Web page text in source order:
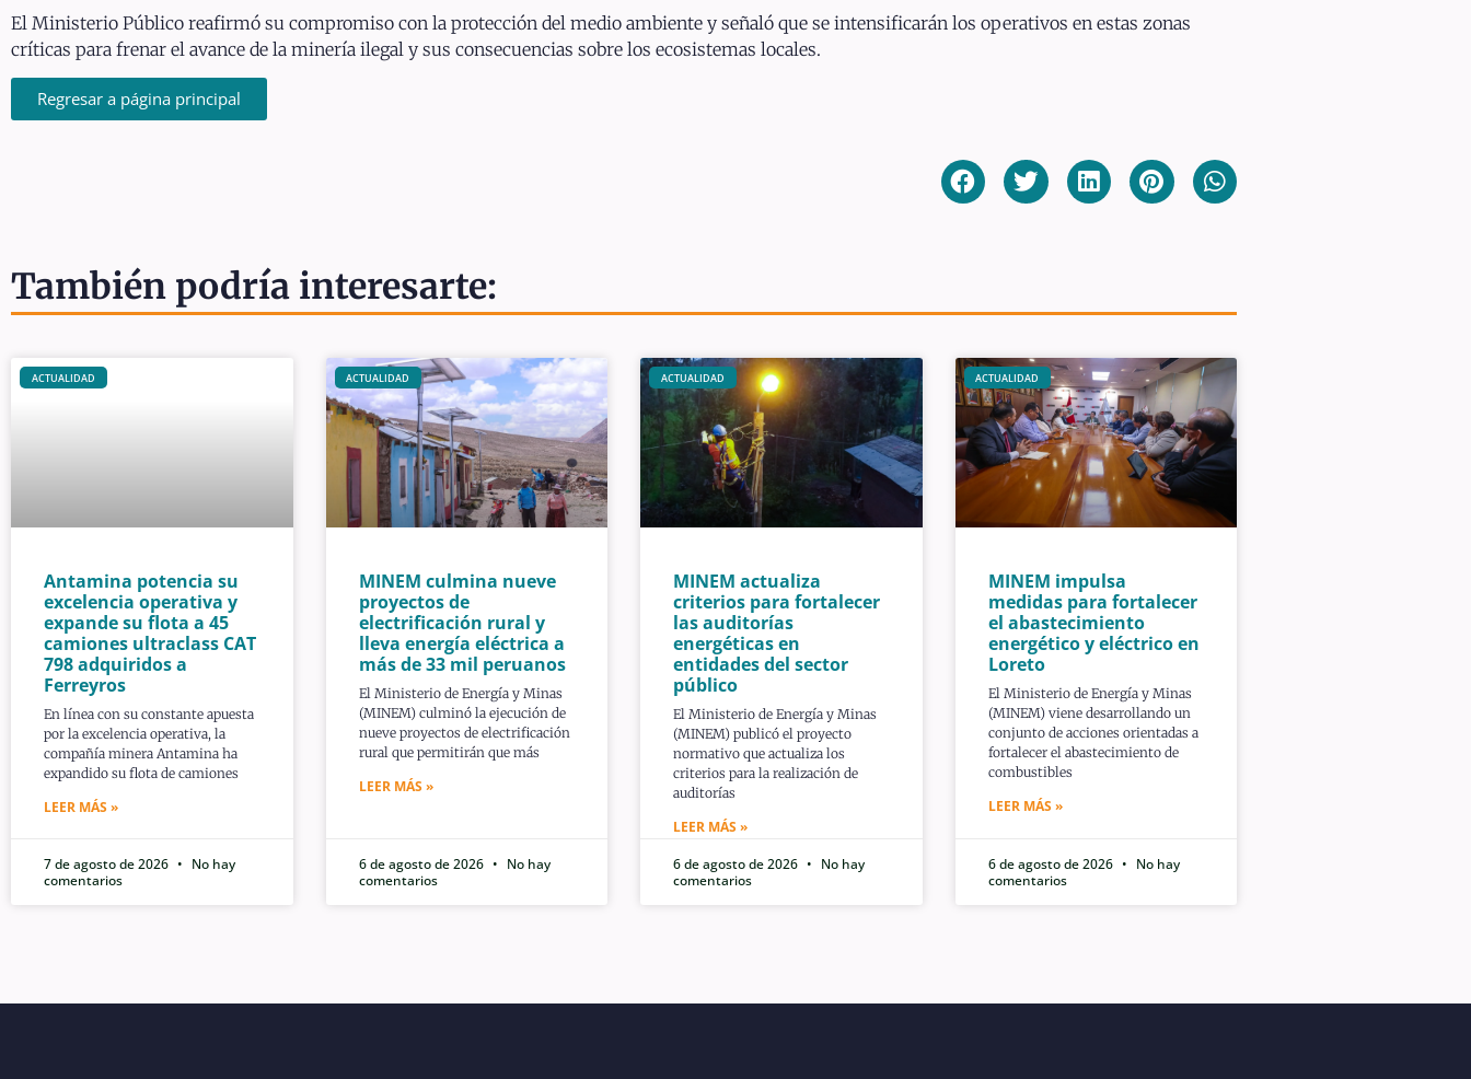
El Ministerio Público reafirmó su compromiso con la protección del medio ambiente y señaló que se intensificarán los operativos en estas zonas
críticas para frenar el avance de la minería ilegal y sus consecuencias sobre los ecosistemas locales.
Regresar a página principal
También podría interesarte:
ACTUALIDAD
Antamina potencia su
excelencia operativa y
expande su flota a 45
camiones ultraclass CAT
798 adquiridos a
Ferreyros
En línea con su constante apuesta
por la excelencia operativa, la
compañía minera Antamina ha
expandido su flota de camiones
LEER MÁS »
7 de agosto de 2026
No hay
comentarios
ACTUALIDAD
MINEM culmina nueve
proyectos de
electrificación rural y
lleva energía eléctrica a
más de 33 mil peruanos
El Ministerio de Energía y Minas
(MINEM) culminó la ejecución de
nueve proyectos de electrificación
rural que permitirán que más
LEER MÁS »
6 de agosto de 2026
No hay
comentarios
ACTUALIDAD
MINEM actualiza
criterios para fortalecer
las auditorías
energéticas en
entidades del sector
público
El Ministerio de Energía y Minas
(MINEM) publicó el proyecto
normativo que actualiza los
criterios para la realización de
auditorías
LEER MÁS »
6 de agosto de 2026
No hay
comentarios
ACTUALIDAD
MINEM impulsa
medidas para fortalecer
el abastecimiento
energético y eléctrico en
Loreto
El Ministerio de Energía y Minas
(MINEM) viene desarrollando un
conjunto de acciones orientadas a
fortalecer el abastecimiento de
combustibles
LEER MÁS »
6 de agosto de 2026
No hay
comentarios